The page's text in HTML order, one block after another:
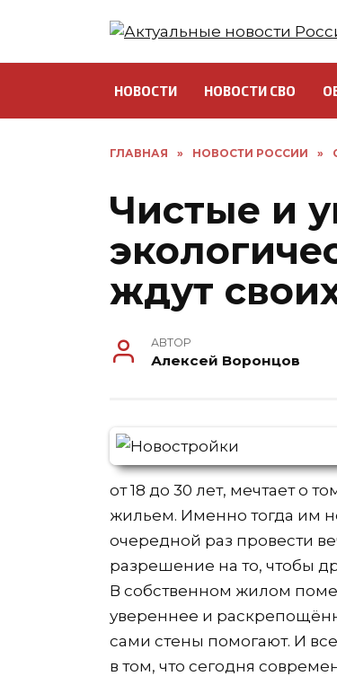
НОВОСТИ НОВОСТИ СВО
ГЛАВНАЯ » НОВОСТИ РОССИИ »
Чистые и
ждут
АВТОР
Алексей Воронцов
от 18 до 30 лет, мечтает о
жильем. Именно тогда им
очередной раз провести
разрешение на то, чтобы
В собственном жилом
увереннее и
сами стены помогают. И
в том, что сегодня